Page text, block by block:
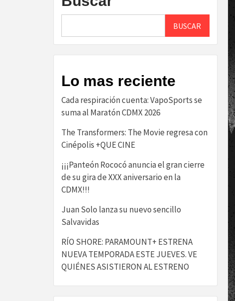
BUSCAR
Lo mas reciente
Cada respiración cuenta: VapoSports se
suma al Maratón CDMX 2026
The Transformers: The Movie regresa con
Cinépolis +QUE CINE
¡¡¡Panteón Rococó anuncia el gran cierre
de su gira de XXX aniversario en la
CDMX!!!
Juan Solo lanza su nuevo sencillo
Salvavidas
RÍO SHORE: PARAMOUNT+ ESTRENA
NUEVA TEMPORADA ESTE JUEVES. VE
QUIÉNES ASISTIERON AL ESTRENO